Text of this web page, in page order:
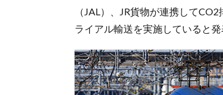
（JAL）、JR貨物が連携して
ライアル輸送を実施していると発